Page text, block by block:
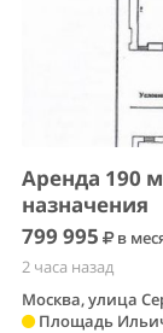
Аренда 190
назначения
799 995
в
2 часа назад
Москва, улица
Площадь